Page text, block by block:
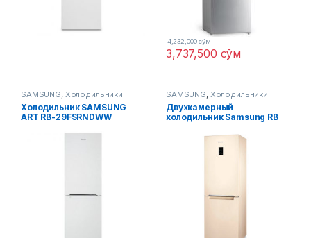
3,737,500 сўм
4,232,000сўм
SAMSUNG, Холодильники
Холодильник SAMSUNG
ART RB-29FSRNDWW
SAMSUNG, Холодильники
Двухкамерный
холодильник Samsung RB